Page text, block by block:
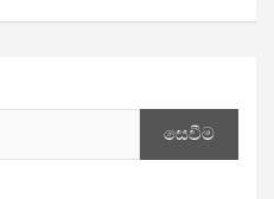
සෙවීම